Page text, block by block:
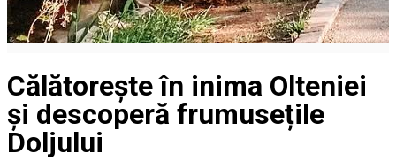
Călătorește în inima Olteniei
și descoperă frumusețile
Doljului